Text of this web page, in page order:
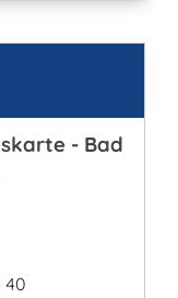
- Bad
40